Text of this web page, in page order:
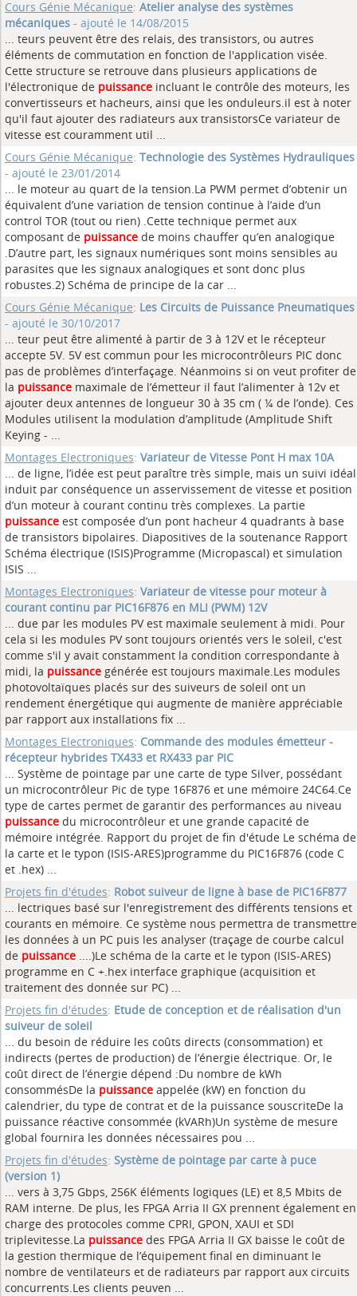
Cours Génie Mécanique: Atelier analyse des systèmes
mécaniques - ajouté le 14/08/2015
... teurs peuvent être des relais, des transistors, ou autres
éléments de commutation en fonction de l'application visée.
Cette structure se retrouve dans plusieurs applications de
l'électronique de puissance incluant le contrôle des moteurs, les
convertisseurs et hacheurs, ainsi que les onduleurs.il est à noter
qu'il faut ajouter des radiateurs aux transistorsCe variateur de
vitesse est couramment util ...
Cours Génie Mécanique: Technologie des Systèmes Hydrauliques
- ajouté le 23/01/2014
... le moteur au quart de la tension.La PWM permet d’obtenir un
équivalent d’une variation de tension continue à l’aide d’un
control TOR (tout ou rien) .Cette technique permet aux
composant de puissance de moins chauffer qu’en analogique
.D’autre part, les signaux numériques sont moins sensibles au
parasites que les signaux analogiques et sont donc plus
robustes.2) Schéma de principe de la car ...
Cours Génie Mécanique: Les Circuits de Puissance Pneumatiques
- ajouté le 30/10/2017
... teur peut être alimenté à partir de 3 à 12V et le récepteur
accepte 5V. 5V est commun pour les microcontrôleurs PIC donc
pas de problèmes d’interfaçage. Néanmoins si on veut profiter de
la puissance maximale de l’émetteur il faut l’alimenter à 12v et
ajouter deux antennes de longueur 30 à 35 cm ( ¼ de l’onde). Ces
Modules utilisent la modulation d’amplitude (Amplitude Shift
Keying - ...
Montages Electroniques: Variateur de Vitesse Pont H max 10A
... de ligne, l’idée est peut paraître très simple, mais un suivi idéal
induit par conséquence un asservissement de vitesse et position
d’un moteur à courant continu très complexes. La partie
puissance est composée d’un pont hacheur 4 quadrants à base
de transistors bipolaires. Diapositives de la soutenance Rapport
Schéma électrique (ISIS)Programme (Micropascal) et simulation
ISIS ...
Montages Electroniques: Variateur de vitesse pour moteur à
courant continu par PIC16F876 en MLI (PWM) 12V
... due par les modules PV est maximale seulement à midi. Pour
cela si les modules PV sont toujours orientés vers le soleil, c'est
comme s'il y avait constamment la condition correspondante à
midi, la puissance générée est toujours maximale.Les modules
photovoltaïques placés sur des suiveurs de soleil ont un
rendement énergétique qui augmente de manière appréciable
par rapport aux installations fix ...
Montages Electroniques: Commande des modules émetteur -
récepteur hybrides TX433 et RX433 par PIC
... Système de pointage par une carte de type Silver, possédant
un microcontrôleur Pic de type 16F876 et une mémoire 24C64.Ce
type de cartes permet de garantir des performances au niveau
puissance du microcontrôleur et une grande capacité de
mémoire intégrée. Rapport du projet de fin d'étude Le schéma de
la carte et le typon (ISIS-ARES)programme du PIC16F876 (code C
et .hex) ...
Projets fin d'études: Robot suiveur de ligne à base de PIC16F877
... lectriques basé sur l'enregistrement des différents tensions et
courants en mémoire. Ce système nous permettra de transmettre
les données à un PC puis les analyser (traçage de courbe calcul
de puissance ....)Le schéma de la carte et le typon (ISIS-ARES)
programme en C +.hex interface graphique (acquisition et
traitement des donnée sur PC) ...
Projets fin d'études: Etude de conception et de réalisation d'un
suiveur de soleil
... du besoin de réduire les coûts directs (consommation) et
indirects (pertes de production) de l’énergie électrique. Or, le
coût direct de l’énergie dépend :Du nombre de kWh
consommésDe la puissance appelée (kW) en fonction du
calendrier, du type de contrat et de la puissance souscriteDe la
puissance réactive consommée (kVARh)Un système de mesure
global fournira les données nécessaires pou ...
Projets fin d'études: Système de pointage par carte à puce
(version 1)
... vers à 3,75 Gbps, 256K éléments logiques (LE) et 8,5 Mbits de
RAM interne. De plus, les FPGA Arria II GX prennent également en
charge des protocoles comme CPRI, GPON, XAUI et SDI
triplevitesse.La puissance des FPGA Arria II GX baisse le coût de
la gestion thermique de l’équipement final en diminuant le
nombre de ventilateurs et de radiateurs par rapport aux circuits
concurrents.Les clients peuven ...